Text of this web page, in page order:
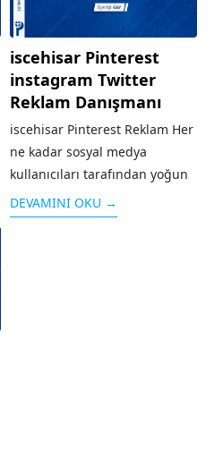
iscehisar Pinterest
instagram Twitter
Reklam Danışmanı
iscehisar Pinterest Reklam Her
ne kadar sosyal medya
kullanıcıları tarafından yoğun
bir şekilde kullanılmasa da
özellikle grafik / görsel
DEVAMINI OKU →